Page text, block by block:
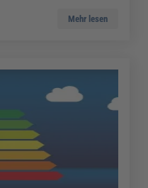
Mehr lesen